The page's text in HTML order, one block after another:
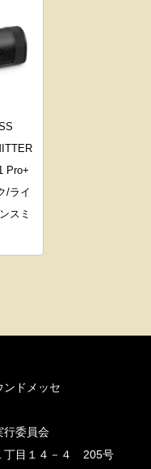
Pro+
/ライ
スミ
ドメッセ
行委員会
丁目１４－４ 205号